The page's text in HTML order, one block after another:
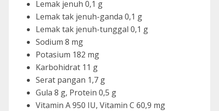
Lemak jenuh 0,1 g
Lemak tak jenuh-ganda 0,1 g
Lemak tak jenuh-tunggal 0,1 g
Sodium 8 mg
Potasium 182 mg
Karbohidrat 11 g
Serat pangan 1,7 g
Gula 8 g, Protein 0,5 g
Vitamin A 950 IU, Vitamin C 60,9 mg